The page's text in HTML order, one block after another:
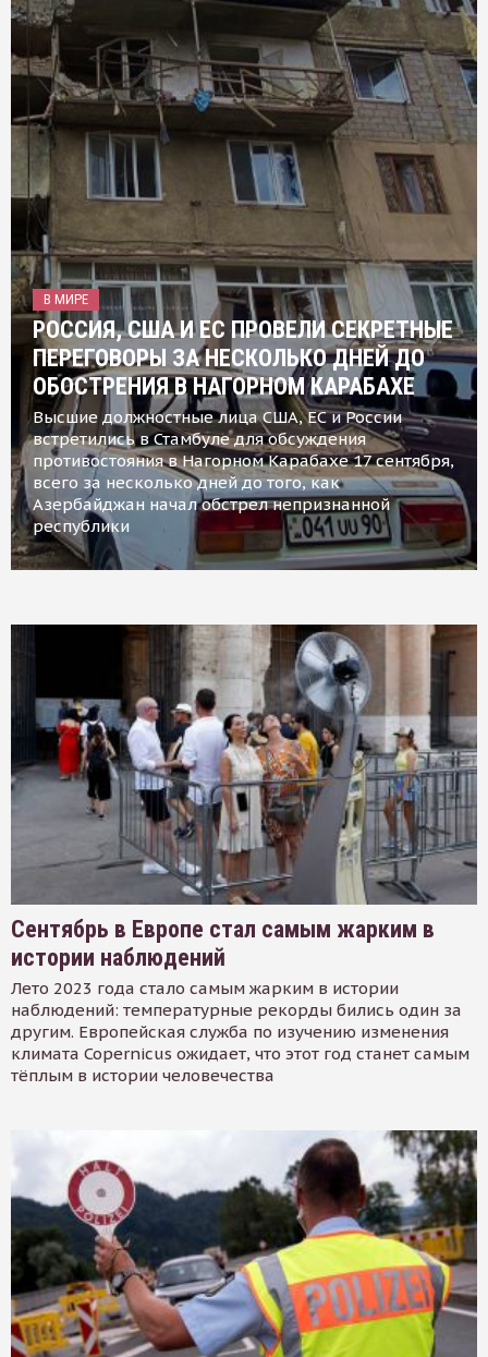
В МИРЕ
РОССИЯ, США И ЕС ПРОВЕЛИ СЕКРЕТНЫЕ
ПЕРЕГОВОРЫ ЗА НЕСКОЛЬКО ДНЕЙ ДО
ОБОСТРЕНИЯ В НАГОРНОМ КАРАБАХЕ
Высшие должностные лица США, ЕС и России
встретились в Стамбуле для обсуждения
противостояния в Нагорном Карабахе 17 сентября,
всего за несколько дней до того, как
Азербайджан начал обстрел непризнанной
республики
Сентябрь в Европе стал самым жарким в
истории наблюдений
Лето 2023 года стало самым жарким в истории
наблюдений: температурные рекорды бились один за
другим. Европейская служба по изучению изменения
климата Copernicus ожидает, что этот год станет самым
тёплым в истории человечества